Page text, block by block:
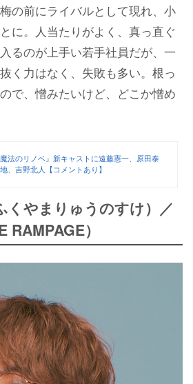
の前にライバルとして現れ、小
に。人当たりがよく、真っ直ぐ
るのが上手い若手社員だが、一
く力はなく、失敗も多い。根っ
で、憎みたいけど、どこか憎め
法のリノベ』新キャストに遠藤憲一、原田泰
、吉野北人【コメントあり】
くやまりゅうのすけ）／
RAMPAGE）